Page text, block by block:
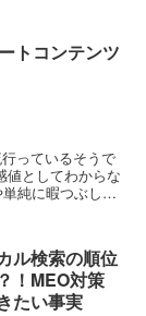
トコンテンツ
っているそうで
値としてわからな
純に暇つぶしと
ル検索の順位
！MEO対策
たい事実